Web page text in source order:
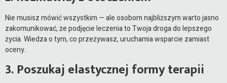
Nie musisz mówić wszystkim — ale osobom najbliższym warto jasno
zakomunikować, że podjęcie leczenia to Twoja droga do lepszego
życia. Wiedza o tym, co przeżywasz, uruchamia wsparcie zamiast
oceny.
3. Poszukaj elastycznej formy terapii